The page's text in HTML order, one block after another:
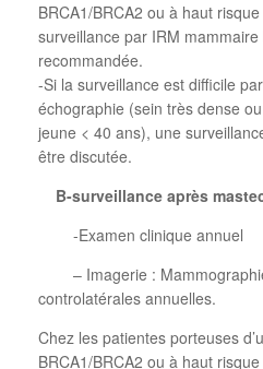
BRCA1/BRCA2 ou à haut
surveillance par IRM
recommandée.
-Si la surveillance est difficile
échographie (sein très dense
jeune < 40 ans), une
être discutée.
B-surveillance après
-Examen clinique annuel
– Imagerie :
controlatérales annuelles.
Chez les patientes porteuses
BRCA1/BRCA2 ou à haut